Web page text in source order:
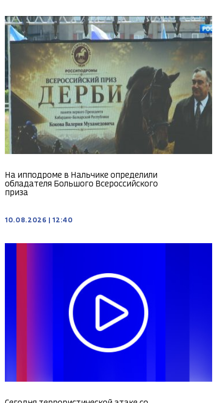
На ипподроме в Нальчике определили
обладателя Большого Всероссийского
приза
10.08.2026 12:40